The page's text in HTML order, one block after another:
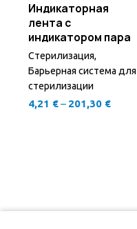
Индикаторная
лента с
индикатором пара
Стерилизация,
Барьерная система для
стерилизации
4,21 €– 201,30 €